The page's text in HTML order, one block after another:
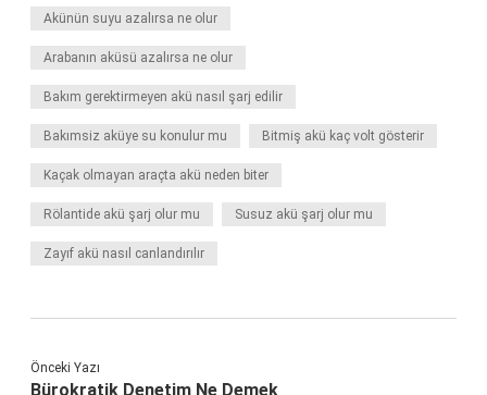
Akünün suyu azalırsa ne olur
Arabanın aküsü azalırsa ne olur
Bakım gerektirmeyen akü nasıl şarj edilir
Bakımsiz aküye su konulur mu Bitmiş akü kaç volt gösterir
Kaçak olmayan araçta akü neden biter
Rölantide akü şarj olur mu Susuz akü şarj olur mu
Zayıf akü nasıl canlandırılır
Önceki Yazı
Bürokratik Denetim Ne Demek